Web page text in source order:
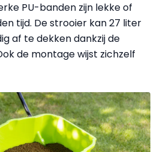
PU-banden zijn lekke of
tijd. De strooier kan 27 liter
af te dekken dankzij de
de montage wijst zichzelf